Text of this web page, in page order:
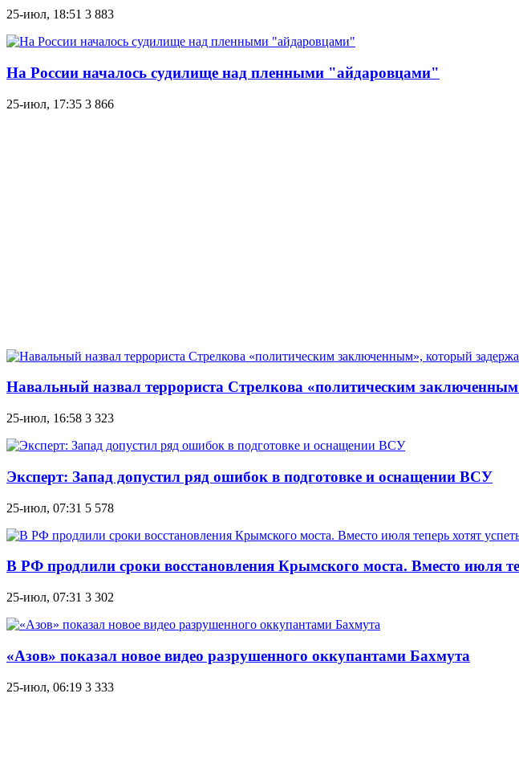
25-июл, 18:51 3 883
На России началось судилище над пленными "айдаровцами"
25-июл, 17:35 3 866
Навальный назвал террориста Стрелкова «политическим
25-июл, 16:58 3 323
Эксперт: Запад допустил ряд ошибок в подготовке и оснащении ВСУ
25-июл, 07:31 5 578
В РФ продлили сроки восстановления Крымского моста. Вместо июля
25-июл, 07:31 3 302
«Азов» показал новое видео разрушенного оккупантами Бахмута
25-июл, 06:19 3 333